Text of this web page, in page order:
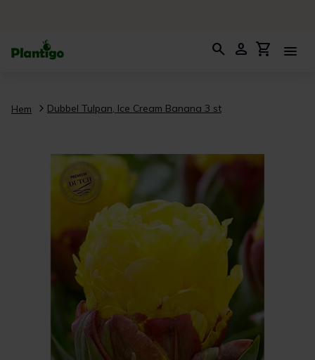
search person shopping_cart menu
Hem Dubbel Tulpan, Ice Cream Banana 3 st